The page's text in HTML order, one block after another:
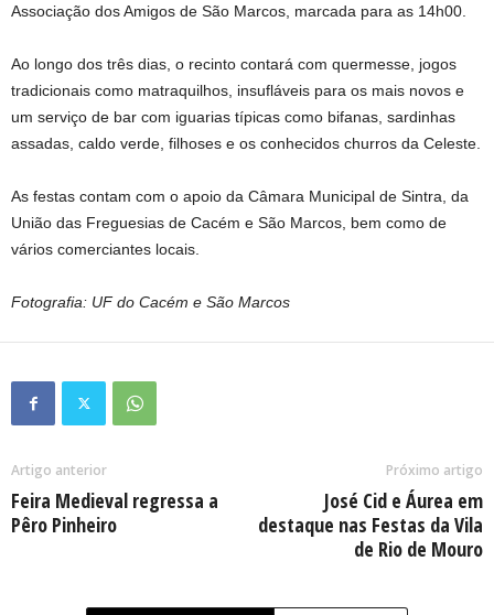
Associação dos Amigos de São Marcos, marcada para as 14h00.
Ao longo dos três dias, o recinto contará com quermesse, jogos
tradicionais como matraquilhos, insufláveis para os mais novos e
um serviço de bar com iguarias típicas como bifanas, sardinhas
assadas, caldo verde, filhoses e os conhecidos churros da Celeste.
As festas contam com o apoio da Câmara Municipal de Sintra, da
União das Freguesias de Cacém e São Marcos, bem como de
vários comerciantes locais.
Fotografia: UF do Cacém e São Marcos
Artigo anterior
Feira Medieval regressa a
Pêro Pinheiro
Próximo artigo
José Cid e Áurea em
destaque nas Festas da Vila
de Rio de Mouro